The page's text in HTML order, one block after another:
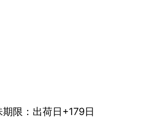
限：出荷日+179日